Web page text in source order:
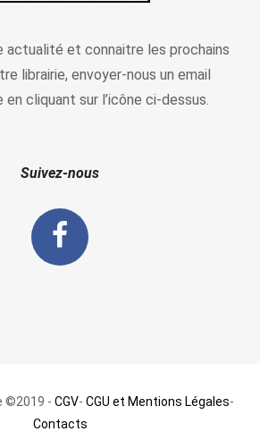
actualité et connaitre les prochains
librairie, envoyer-nous un email
cliquant sur l’icône ci-dessus.
Suivez-nous
©2019 - CGV- CGU et Mentions Légales-
Contacts